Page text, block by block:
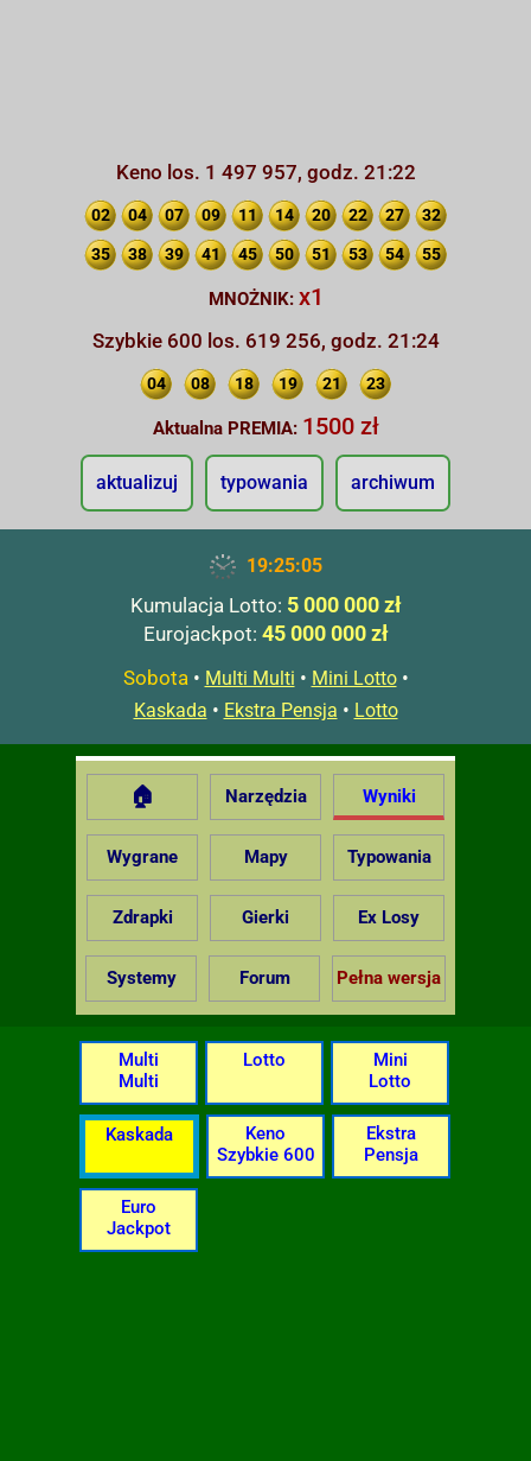
Keno los. 1 497 957, godz. 21:22
02 04 07 09 11 14 20 22 27 32
35 38 39 41 45 50 51 53 54 55
MNOŻNIK: x1
Szybkie 600 los. 619 256, godz. 21:24
04 08 18 19 21 23
Aktualna PREMIA: 1500 zł
aktualizuj typowania archiwum
19:25:06
Kumulacja Lotto: 5 000 000 zł
Eurojackpot: 45 000 000 zł
Sobota• Multi Multi • Mini Lotto•
Kaskada • Ekstra Pensja • Lotto
🏠 Narzędzia Wyniki
Wygrane Mapy Typowania
Zdrapki Gierki Ex Losy
Systemy Forum Pełna wersja
Multi
Multi
Lotto
Mini
Lotto
Kaskada
Keno
Szybkie 600
Ekstra
Pensja
Euro
Jackpot